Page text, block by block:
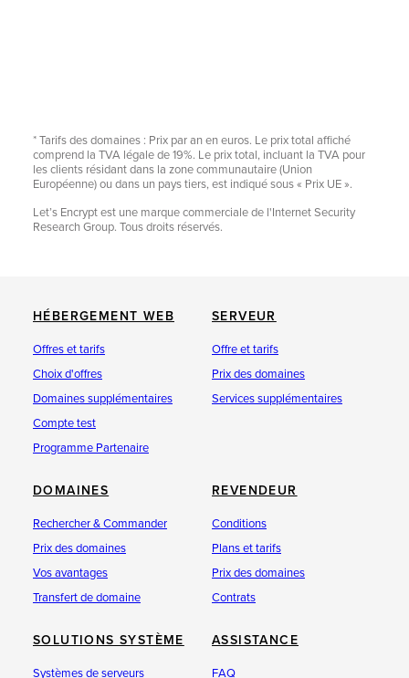
* Tarifs des domaines : Prix par an en euros. Le prix total affiché
comprend la TVA légale de 19%. Le prix total, incluant la TVA pour
les clients résidant dans la zone communautaire (Union
Européenne) ou dans un pays tiers, est indiqué sous « Prix UE ».
Let’s Encrypt est une marque commerciale de l'Internet Security
Research Group. Tous droits réservés.
HÉBERGEMENT WEB
Offres et tarifs
Choix d'offres
Domaines supplémentaires
Compte test
Programme Partenaire
SERVEUR
Offre et tarifs
Prix des domaines
Services supplémentaires
DOMAINES
Rechercher & Commander
Prix des domaines
Vos avantages
Transfert de domaine
REVENDEUR
Conditions
Plans et tarifs
Prix des domaines
Contrats
SOLUTIONS SYSTÈME
Systèmes de serveurs
ASSISTANCE
FAQ